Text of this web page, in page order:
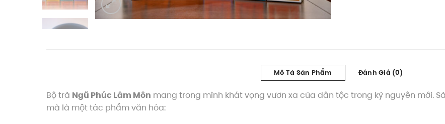
Mô Tả Sản Phẩm Đánh Giá (0)
Bộ trà Ngũ Phúc Lâm Môn mang trong mình khát vọng vươn xa của dân tộc trong kỷ nguyên mới.
mà là một tác phẩm văn hóa: